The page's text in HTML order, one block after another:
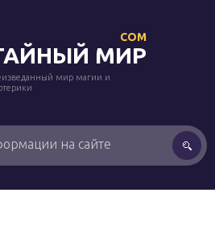
МИР
COM
мир магии и